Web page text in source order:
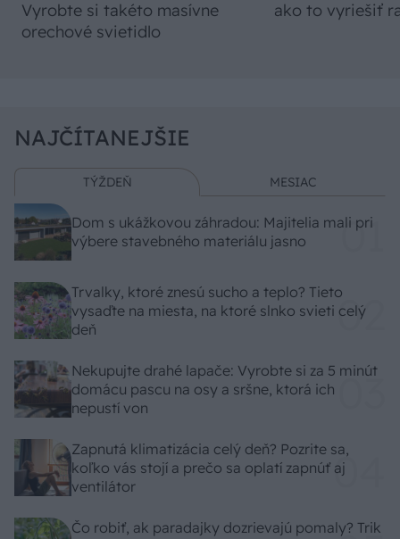
Vyrobte si takéto masívne
orechové svietidlo
ako to vyriešiť
NAJČÍTANEJŠIE
TÝŽDEŇ MESIAC
Dom s ukážkovou záhradou: Majitelia mali pri
výbere stavebného materiálu jasno
Trvalky, ktoré znesú sucho a teplo? Tieto
vysaďte na miesta, na ktoré slnko svieti celý
deň
Nekupujte drahé lapače: Vyrobte si za 5 minút
domácu pascu na osy a sršne, ktorá ich
nepustí von
Zapnutá klimatizácia celý deň? Pozrite sa,
koľko vás stojí a prečo sa oplatí zapnúť aj
ventilátor
Čo robiť, ak paradajky dozrievajú pomaly? Trik